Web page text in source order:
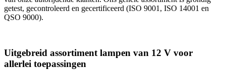
getest, gecontroleerd en gecertificeerd (ISO 9001, ISO 14001 en
QSO 9000).
Uitgebreid assortiment lampen van 12 V voor
allerlei toepassingen